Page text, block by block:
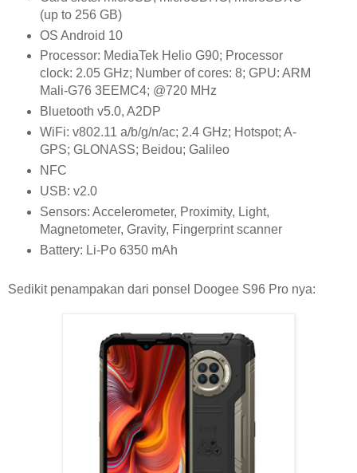
(up to 256 GB)
OS Android 10
Processor: MediaTek Helio G90; Processor
clock: 2.05 GHz; Number of cores: 8; GPU: ARM
Mali-G76 3EEMC4; @720 MHz
Bluetooth v5.0, A2DP
WiFi: v802.11 a/b/g/n/ac; 2.4 GHz; Hotspot; A-
GPS; GLONASS; Beidou; Galileo
NFC
USB: v2.0
Sensors: Accelerometer, Proximity, Light,
Magnetometer, Gravity, Fingerprint scanner
Battery: Li-Po 6350 mAh
Sedikit penampakan dari ponsel Doogee S96 Pro nya: